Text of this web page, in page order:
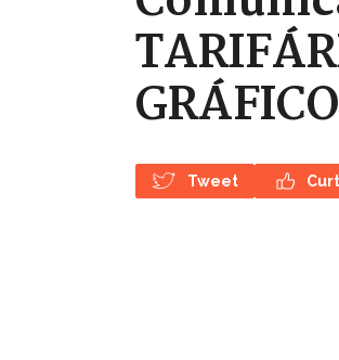
Tweet